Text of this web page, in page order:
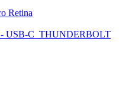
Retina
- USB-C_THUNDERBOLT